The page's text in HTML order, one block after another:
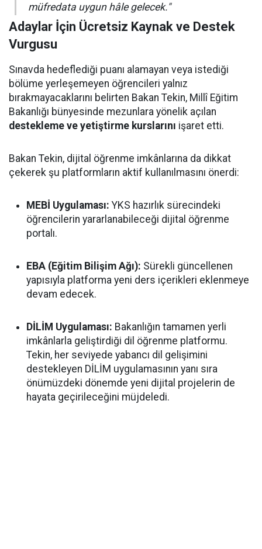
müfredata uygun hâle gelecek."
Adaylar İçin Ücretsiz Kaynak ve Destek
Vurgusu
Sınavda hedeflediği puanı alamayan veya istediği
bölüme yerleşemeyen öğrencileri yalnız
bırakmayacaklarını belirten Bakan Tekin, Millî Eğitim
Bakanlığı bünyesinde mezunlara yönelik açılan
destekleme ve yetiştirme kurslarını işaret etti.
Bakan Tekin, dijital öğrenme imkânlarına da dikkat
çekerek şu platformların aktif kullanılmasını önerdi:
MEBİ Uygulaması: YKS hazırlık sürecindeki
öğrencilerin yararlanabileceği dijital öğrenme
portalı.
EBA (Eğitim Bilişim Ağı): Sürekli güncellenen
yapısıyla platforma yeni ders içerikleri eklenmeye
devam edecek.
DİLİM Uygulaması: Bakanlığın tamamen yerli
imkânlarla geliştirdiği dil öğrenme platformu.
Tekin, her seviyede yabancı dil gelişimini
destekleyen DİLİM uygulamasının yanı sıra
önümüzdeki dönemde yeni dijital projelerin de
hayata geçirileceğini müjdeledi.